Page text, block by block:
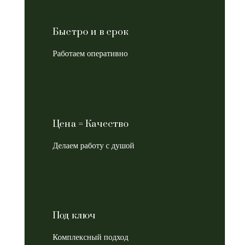
Быстро и в срок
Работаем оперативно
Цена = Качество
Делаем работу с душой
Под ключ
Комплексный подход